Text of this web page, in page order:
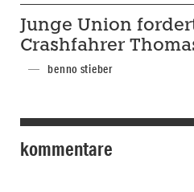
Junge Union
Crashfahrer
benno stieber
kommentare